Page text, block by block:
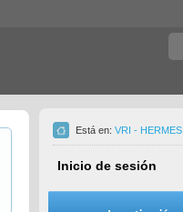
Está en: VRI - HERMES
Inicio de sesión